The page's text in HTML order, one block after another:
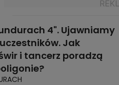
4". Ujawniamy
Jak
i tancerz poradzą